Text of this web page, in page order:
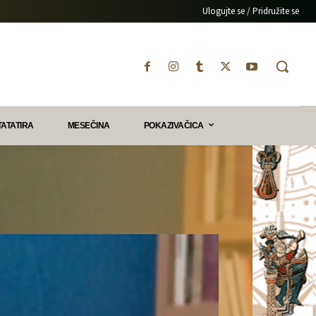
Ulogujte se / Pridružite se
MESEČINA POKAZIVAČICA